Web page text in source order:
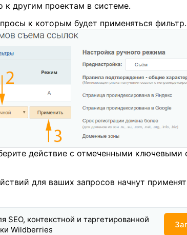
к другим проектам в системе.
к которым будет применяться фильтр.
действие с отмеченными
для ваших запросов начнут
контекстной и таргетированной
Wildberries